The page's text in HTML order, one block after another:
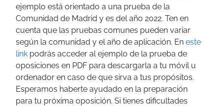
ejemplo está orientado a una prueba de la
Comunidad de Madrid y es del año 2022. Ten en
cuenta que las pruebas comunes pueden variar
según la comunidad y el año de aplicación. En este
link podrás acceder al ejemplo de la prueba de
oposiciones en PDF para descargarla a tu móvil u
ordenador en caso de que sirva a tus propósitos.
Esperamos haberte ayudado en la preparación
para tu próxima oposición. Si tienes dificultades